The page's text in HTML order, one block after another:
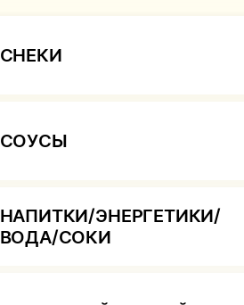
СНЕКИ
СОУСЫ
НАПИТКИ/ЭНЕРГЕТИКИ/
ВОДА/СОКИ